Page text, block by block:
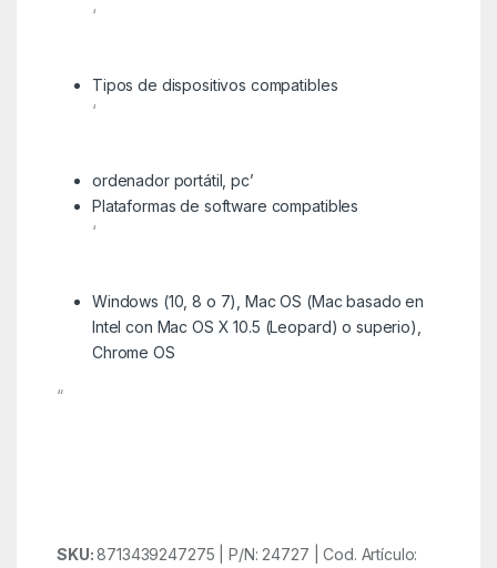
‘
Tipos de dispositivos compatibles
‘
ordenador portátil, pc’
Plataformas de software compatibles
‘
Windows (10, 8 o 7), Mac OS (Mac basado en
Intel con Mac OS X 10.5 (Leopard) o superio),
Chrome OS
“
SKU:8713439247275 | P/N: 24727 | Cod. Artículo: